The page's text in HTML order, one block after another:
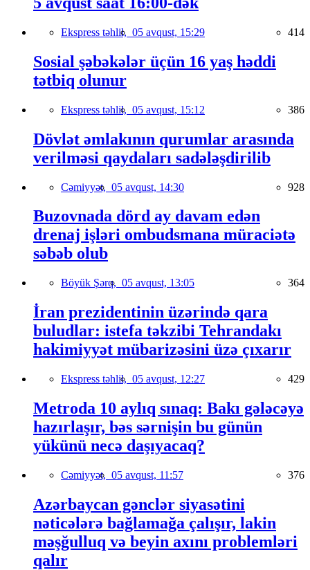
Ekspress təhlil, 05 avqust, 15:29 414
Sosial şəbəkələr üçün 16 yaş həddi
tətbiq olunur
Ekspress təhlil, 05 avqust, 15:12 386
Dövlət əmlakının qurumlar arasında
verilməsi qaydaları sadələşdirilib
Cəmiyyət, 05 avqust, 14:30 928
Buzovnada dörd ay davam edən
drenaj işləri ombudsmana müraciətə
səbəb olub
Böyük Şərq, 05 avqust, 13:05 364
İran prezidentinin üzərində qara
buludlar: istefa təkzibi Tehrandakı
hakimiyyət mübarizəsini üzə çıxarır
Ekspress təhlil, 05 avqust, 12:27 429
Metroda 10 aylıq sınaq: Bakı gələcəyə
hazırlaşır, bəs sərnişin bu günün
yükünü necə daşıyacaq?
Cəmiyyət, 05 avqust, 11:57 376
Azərbaycan gənclər siyasətini
nəticələrə bağlamağa çalışır, lakin
məşğulluq və beyin axını problemləri
qalır